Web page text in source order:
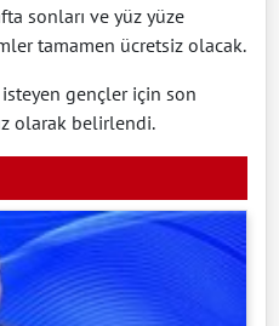
sonları ve yüz yüze
tamamen ücretsiz olacak.
gençler için son
olarak belirlendi.